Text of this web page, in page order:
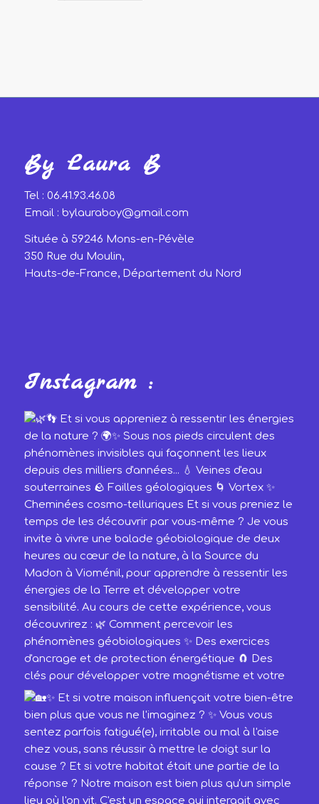
By Laura B
Tel : 06.41.93.46.08
Email : bylauraboy@gmail.com
Située à 59246 Mons-en-Pévèle
350 Rue du Moulin,
Hauts-de-France, Département du Nord
Instagram :